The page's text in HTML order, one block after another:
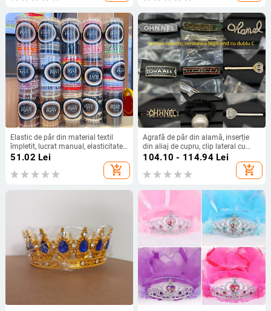
Elastic de păr din material textil
împletit, lucrat manual, elasticitate
ridicată, set de 15
51.02 Lei
add_shopping_cart
Agrafă de păr din alamă, inserție
din aliaj de cupru, clip lateral cu
litera C dublă, finisaj electroplacat,
stil proaspăt și dulce, accesorii
pentru cap femei
104.10 - 114.94Lei
add_shopping_cart